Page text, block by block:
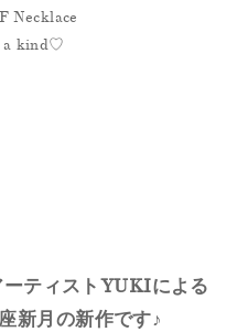
Necklace
kind♡
ティストYUKIによる
新月の新作です♪